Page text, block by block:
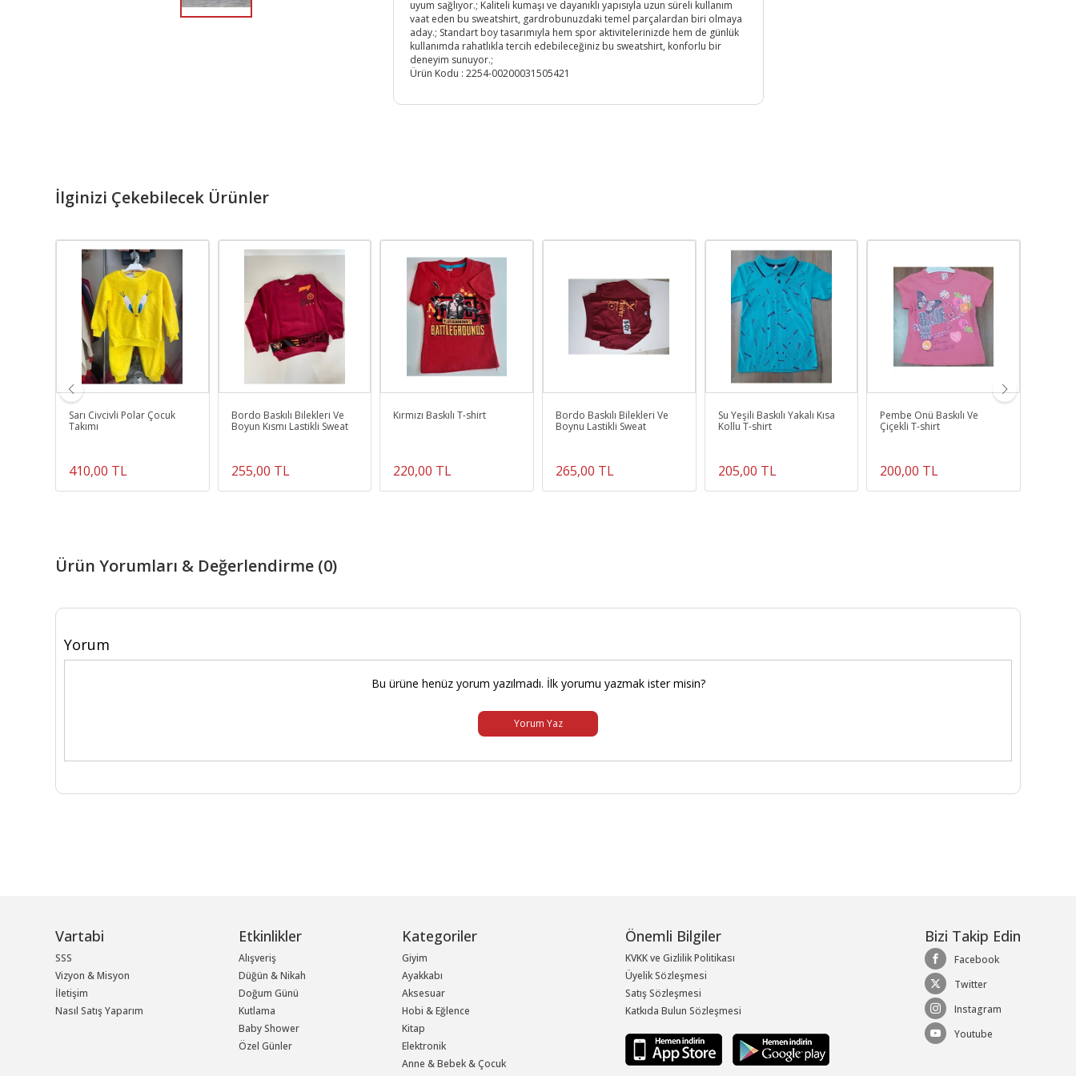
uyum sağlıyor.; Kaliteli kumaşı ve dayanıklı yapısıyla uzun süreli kullanım
vaat eden bu sweatshirt, gardrobunuzdaki temel parçalardan biri olmaya
aday.; Standart boy tasarımıyla hem spor aktivitelerinizde hem de günlük
kullanımda rahatlıkla tercih edebileceğiniz bu sweatshirt, konforlu bir
deneyim sunuyor.;
Ürün Kodu : 2254-00200031505421
İlginizi Çekebilecek Ürünler
Sarı Civcivli Polar Çocuk
Takımı
410,00 TL
Bordo Baskılı Bilekleri Ve
Boyun Kısmı Lastikli Sweat
255,00 TL
Kırmızı Baskılı T-shirt
220,00 TL
Bordo Baskılı Bilekleri Ve
Boynu Lastikli Sweat
265,00 TL
Su Yeşili Baskılı Yakalı Kısa
Kollu T-shirt
205,00 TL
Pembe Önü Baskılı Ve
Çiçekli T-shirt
200,00 TL
Ürün Yorumları & Değerlendirme (0)
Yorum
Bu ürüne henüz yorum yazılmadı. İlk yorumu yazmak ister misin?
Yorum Yaz
Vartabi
SSS
Vizyon & Misyon
İletişim
Nasıl Satış Yaparım
Etkinlikler
Alışveriş
Düğün & Nikah
Doğum Günü
Kutlama
Baby Shower
Özel Günler
Kategoriler
Giyim
Ayakkabı
Aksesuar
Hobi & Eğlence
Kitap
Elektronik
Anne & Bebek & Çocuk
Önemli Bilgiler
KVKK ve Gizlilik Politikası
Üyelik Sözleşmesi
Satış Sözleşmesi
Katkıda Bulun Sözleşmesi
Bizi Takip Edin
Facebook
Twitter
Instagram
Youtube